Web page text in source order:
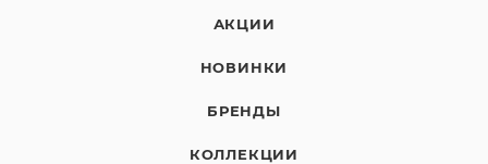
АКЦИИ
НОВИНКИ
БРЕНДЫ
КОЛЛЕКЦИИ